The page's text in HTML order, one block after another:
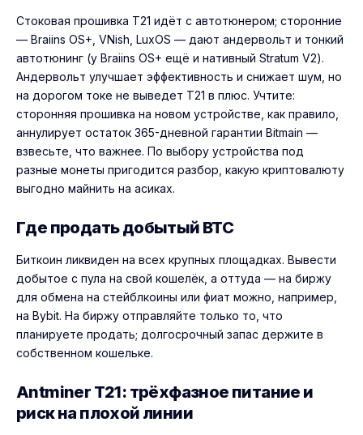
Стоковая прошивка T21 идёт с автотюнером; сторонние
— Braiins OS+, VNish, LuxOS — дают андервольт и тонкий
автотюнинг (у Braiins OS+ ещё и нативный Stratum V2).
Андервольт улучшает эффективность и снижает шум, но
на дорогом токе не выведет T21 в плюс. Учтите:
сторонняя прошивка на новом устройстве, как правило,
аннулирует остаток 365-дневной гарантии Bitmain —
взвесьте, что важнее. По выбору устройства под
разные монеты пригодится разбор, какую криптовалюту
выгодно майнить на асиках.
Где продать добытый BTC
Биткоин ликвиден на всех крупных площадках. Вывести
добытое с пула на свой кошелёк, а оттуда — на биржу
для обмена на стейблкоины или фиат можно, например,
на Bybit. На биржу отправляйте только то, что
планируете продать; долгосрочный запас держите в
собственном кошельке.
Antminer T21: трёхфазное питание и
риск на плохой линии